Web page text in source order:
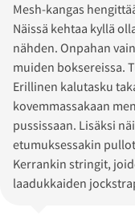
Mesh-kangas
Näissä kehtaa kyllä
nähden. Onpahan
muiden boksereissa.
Erillinen kalutasku
kovemmassakaan
pussissaan. Lisäksi
etumuksessakin
Kerrankin stringit,
laadukkaiden